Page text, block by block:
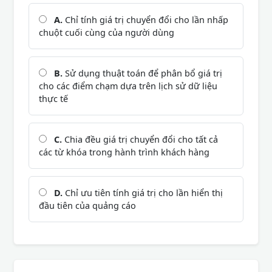
A. Chỉ tính giá trị chuyển đổi cho lần nhấp
chuột cuối cùng của người dùng
B. Sử dụng thuật toán để phân bổ giá trị
cho các điểm chạm dựa trên lịch sử dữ liệu
thực tế
C. Chia đều giá trị chuyển đổi cho tất cả
các từ khóa trong hành trình khách hàng
D. Chỉ ưu tiên tính giá trị cho lần hiển thị
đầu tiên của quảng cáo